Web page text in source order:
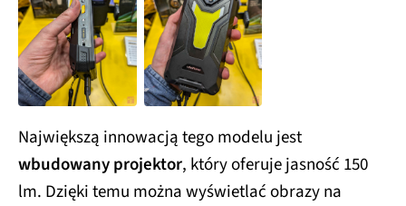
Największą innowacją tego modelu jest
wbudowany projektor, który oferuje jasność 150
lm. Dzięki temu można wyświetlać obrazy na